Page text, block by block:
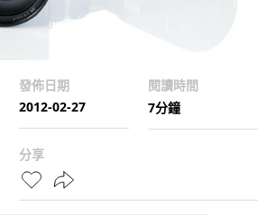
發佈日期
2012-02-27
閱讀時間
7分鐘
分享